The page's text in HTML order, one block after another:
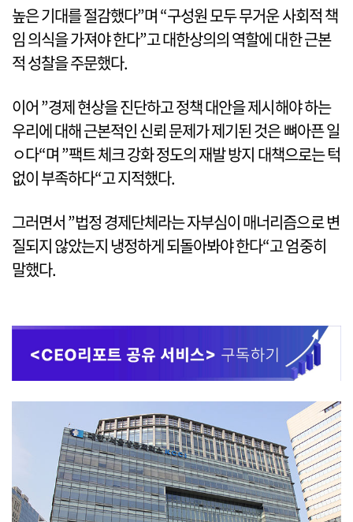
높은 기대를 절감했다”며 “구성원 모두 무거운 사회적 책
임 의식을 가져야 한다”고 대한상의의 역할에 대한 근본
적 성찰을 주문했다.
이어 ”경제 현상을 진단하고 정책 대안을 제시해야 하는
우리에 대해 근본적인 신뢰 문제가 제기된 것은 뼈아픈 일
ㅇ다“며 ”팩트 체크 강화 정도의 재발 방지 대책으로는 턱
없이 부족하다“고 지적했다.
그러면서 ”법정 경제단체라는 자부심이 매너리즘으로 변
질되지 않았는지 냉정하게 되돌아봐야 한다“고 엄중히
말했다.